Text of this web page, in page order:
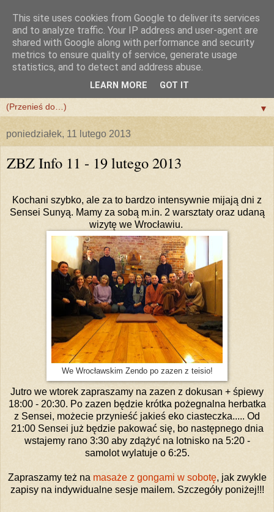
▼
poniedziałek, 11 lutego 2013
ZBZ Info 11 - 19 lutego 2013
Kochani szybko, ale za to bardzo intensywnie mijają dni z
Sensei Sunyą. Mamy za sobą m.in. 2 warsztaty oraz udaną
wizytę we Wrocławiu.
We Wrocławskim Zendo po zazen z teisio!
Jutro we wtorek zapraszamy na zazen z dokusan + śpiewy
18:00 - 20:30. Po zazen będzie krótka pożegnalna herbatka
z Sensei, możecie przynieść jakieś eko ciasteczka..... Od
21:00 Sensei już będzie pakować się, bo następnego dnia
wstajemy rano 3:30 aby zdążyć na lotnisko na 5:20 -
samolot wylatuje o 6:25.
Zapraszamy też na masaże z gongami w sobotę, jak zwykle
zapisy na indywidualne sesje mailem. Szczegóły poniżej!!!
This site uses cookies from Google to deliver its services
and to analyze traffic. Your IP address and user-agent are
shared with Google along with performance and security
metrics to ensure quality of service, generate usage
statistics, and to detect and address abuse.
LEARN MORE GOT IT